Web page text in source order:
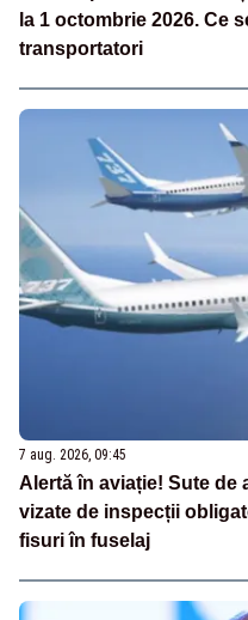
la 1 octombrie 2026. Ce
transportatori
7 aug. 2026, 09:45
Alertă în aviație! Sute de
vizate de inspecții
fisuri în fuselaj